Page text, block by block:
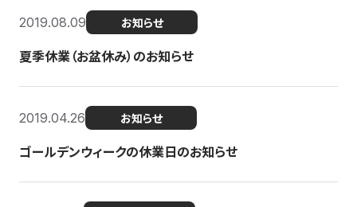
2019.08.09 お知らせ
夏季休業（お盆休み）のお知らせ
2019.04.26 お知らせ
ゴールデンウィークの休業日のお知らせ